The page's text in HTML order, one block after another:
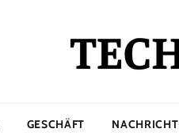
GESCHÄFT NACHRICHT